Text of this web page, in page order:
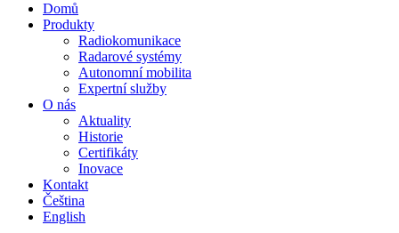
Domů
Produkty
Radiokomunikace
Radarové systémy
Autonomní mobilita
Expertní služby
O nás
Aktuality
Historie
Certifikáty
Inovace
Kontakt
Čeština
English